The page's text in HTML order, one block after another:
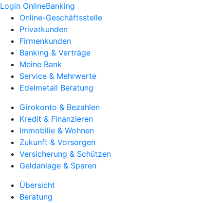
Login OnlineBanking
Online-Geschäftsstelle
Privatkunden
Firmenkunden
Banking & Verträge
Meine Bank
Service & Mehrwerte
Edelmetall Beratung
Girokonto & Bezahlen
Kredit & Finanzieren
Immobilie & Wohnen
Zukunft & Vorsorgen
Versicherung & Schützen
Geldanlage & Sparen
Übersicht
Beratung